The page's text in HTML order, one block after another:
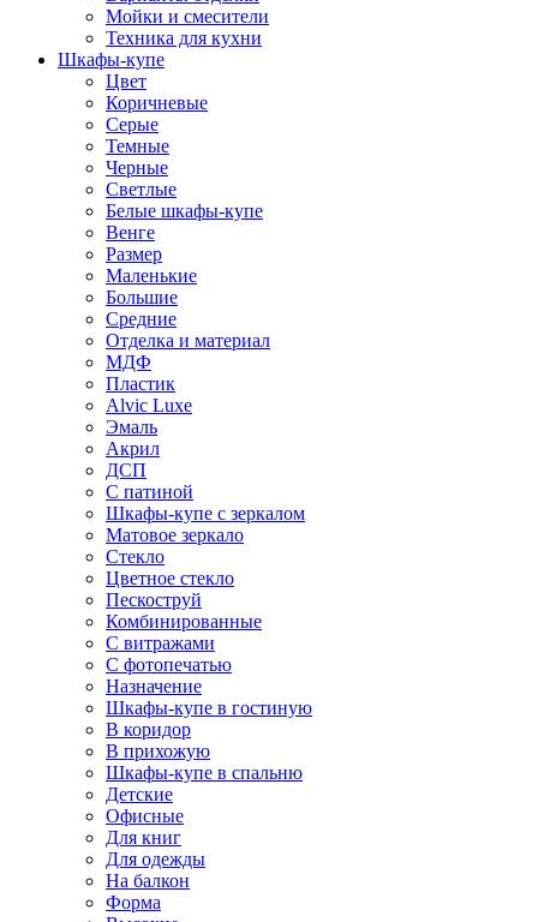
Мойки и смесители
Техника для кухни
Шкафы-купе
Цвет
Коричневые
Серые
Темные
Черные
Светлые
Белые шкафы-купе
Венге
Размер
Маленькие
Большие
Средние
Отделка и материал
МДФ
Пластик
Alvic Luxe
Эмаль
Акрил
ДСП
С патиной
Шкафы-купе с зеркалом
Матовое зеркало
Стекло
Цветное стекло
Пескоструй
Комбинированные
С витражами
С фотопечатью
Назначение
Шкафы-купе в гостиную
В коридор
В прихожую
Шкафы-купе в спальню
Детские
Офисные
Для книг
Для одежды
На балкон
Форма